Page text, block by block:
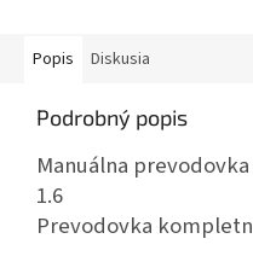
Popis Diskusia
Podrobný popis
Manuálna
1.6
Prevodovka